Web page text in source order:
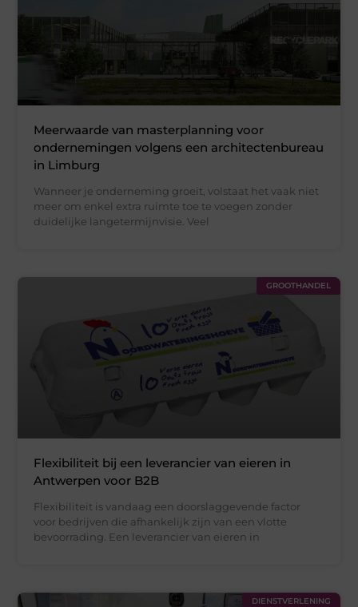
Meerwaarde van masterplanning voor
ondernemingen volgens een architectenbureau
in Limburg
Wanneer je onderneming groeit, volstaat het vaak niet
meer om enkel extra ruimte toe te voegen zonder
duidelijke langetermijnvisie. Veel
GROOTHANDEL
Flexibiliteit bij een leverancier van eieren in
Antwerpen voor B2B
Flexibiliteit is vandaag een doorslaggevende factor
voor bedrijven die afhankelijk zijn van een vlotte
bevoorrading. Een leverancier van eieren in
DIENSTVERLENING